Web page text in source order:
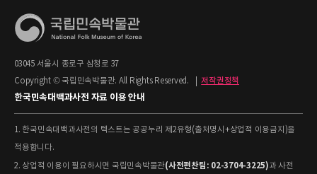
03045 서울시 종로구 삼청로 37
Copyright © 국립민속박물관. All Rights Reserved.
저작권정책
한국민속대백과사전 자료 이용 안내
1. 한국민속대백과사전의 텍스트는 공공누리 제2유형(출처명시+상업적 이용금지)을
적용합니다.
2. 상업적 이용이 필요하시면 국립민속박물관(사전편찬팀: 02-3704-3225)과 사전